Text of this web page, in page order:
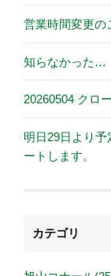
営業時間変更の
知らなかった…
20260504 クロ
明日29日より予
ートします。
カテゴリ